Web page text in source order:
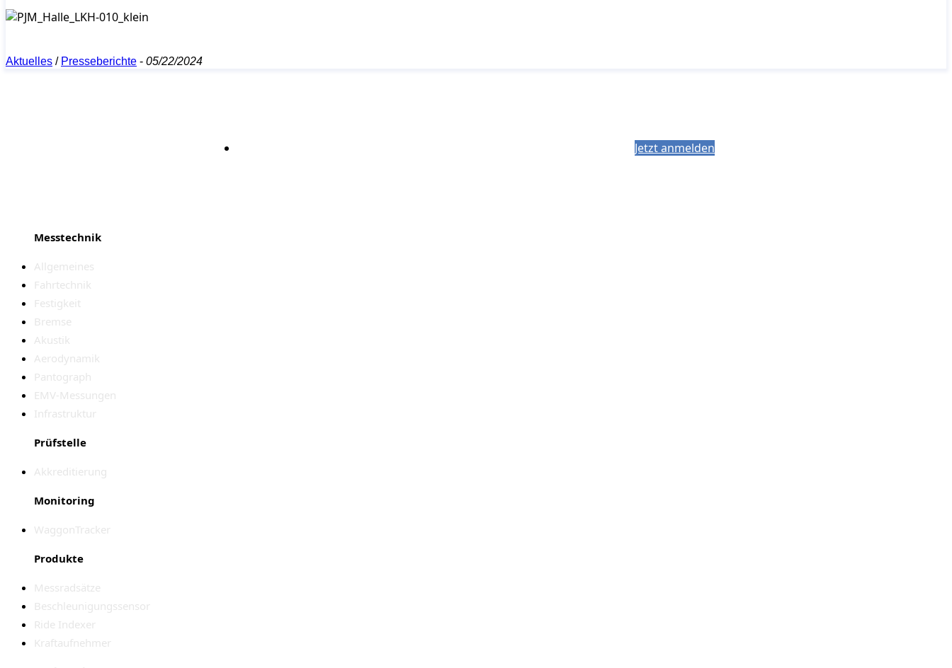
Aktuelles / Presseberichte - 05/22/2024
Jetzt anmelden
Messtechnik
Allgemeines
Fahrtechnik
Festigkeit
Bremse
Akustik
Aerodynamik
Pantograph
EMV-Messungen
Infrastruktur
Prüfstelle
Akkreditierung
Monitoring
WaggonTracker
Produkte
Messradsätze
Beschleunigungssensor
Ride Indexer
Kraftaufnehmer